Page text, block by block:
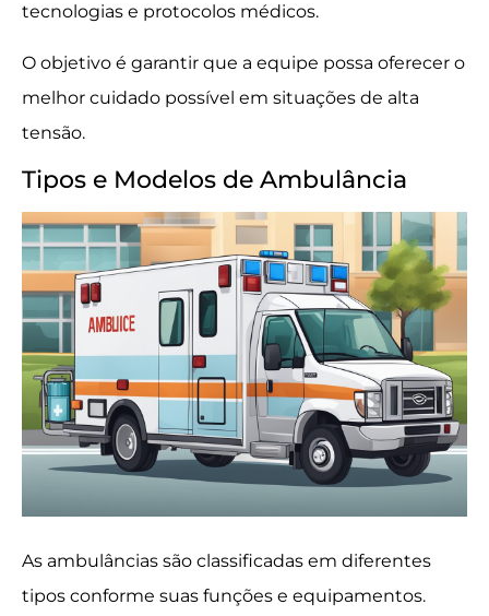
tecnologias e protocolos médicos.
O objetivo é garantir que a equipe possa oferecer o
melhor cuidado possível em situações de alta
tensão.
Tipos e Modelos de Ambulância
As ambulâncias são classificadas em diferentes
tipos conforme suas funções e equipamentos.